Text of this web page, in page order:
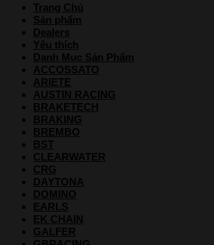
Trang Chủ
Sản phẩm
Dealers
Yêu thích
Danh Mục Sản Phẩm
ACCOSSATO
ARIETE
AUSTIN RACING
BRAKETECH
BRAKING
BREMBO
BST
CLEARWATER
CRG
DAYTONA
DOMINO
EARLS
EK CHAIN
GALFER